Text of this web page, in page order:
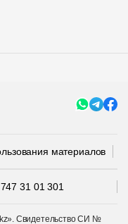
материалов
31 01 301
Свидетельство СИ №